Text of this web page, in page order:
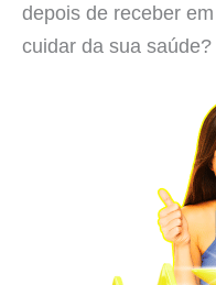
depois de receber
cuidar da sua saúde?